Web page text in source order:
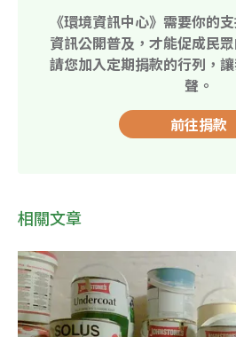
《環境資訊中心》需要你的
資訊公開普及，才能促成民
請您加入定期捐款的行列，
聲。
前往捐款
相關文章